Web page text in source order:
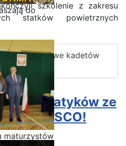
do
maturzystów
szkolenie z zakresu
statków powietrznych
dronowe kadetów
w Staszicu
informatyków ze
CISCO!